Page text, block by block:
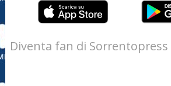
Diventa fan di Sorrentopress